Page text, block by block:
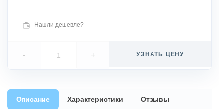
Нашли дешевле?
- + УЗНАТЬ ЦЕНУ
Описание Характеристики Отзывы